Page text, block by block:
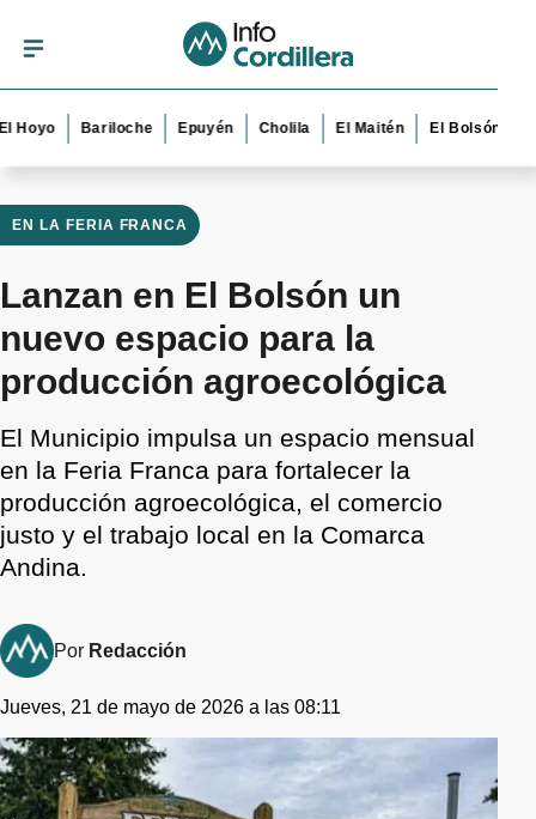
Bariloche Epuyén Cholila El Maitén El Bolsón Esquel
EN LA FERIA FRANCA
Lanzan en El Bolsón un
nuevo espacio para la
producción agroecológica
El Municipio impulsa un espacio mensual
en la Feria Franca para fortalecer la
producción agroecológica, el comercio
justo y el trabajo local en la Comarca
Andina.
Por Redacción
Jueves, 21 de mayo de 2026 a las 08:11